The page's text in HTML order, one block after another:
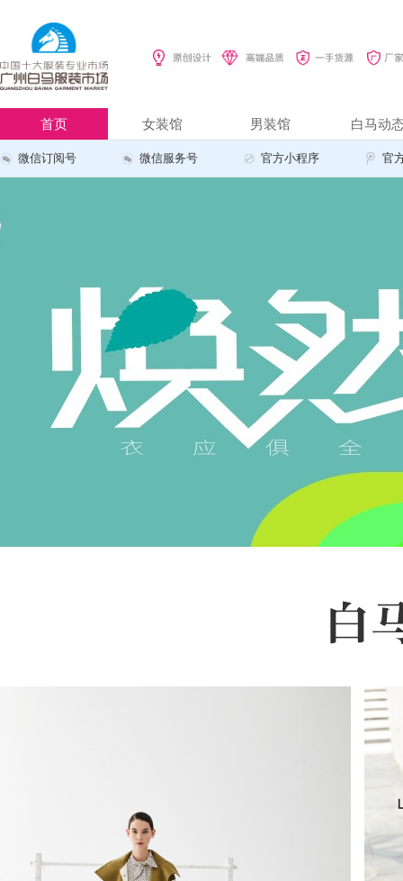
首页 女装馆 男装馆 白马动
微信订阅号 微信服务号 官方小程序 官